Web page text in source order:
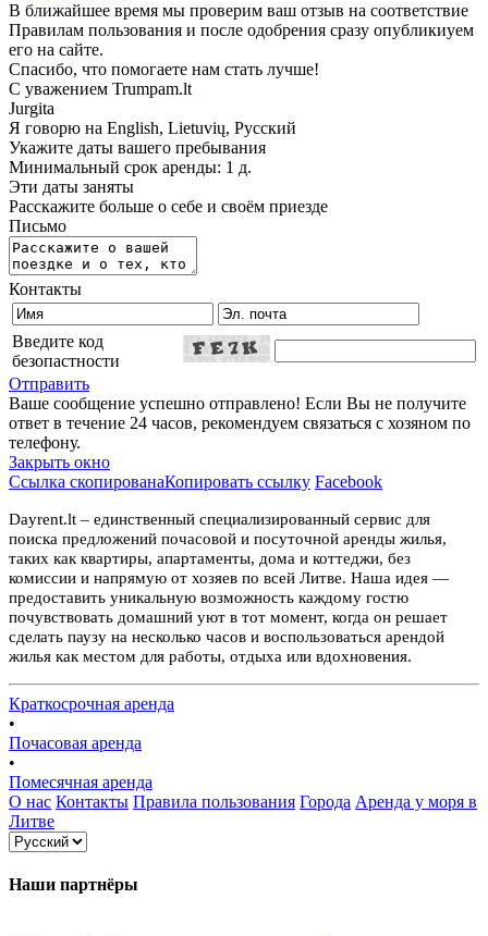
В ближайшее время мы проверим ваш отзыв на соответствие
Правилам пользования и после одобрения сразу опубликиуем
его на сайте.
Спасибо, что помогаете нам стать лучше!
С уважением Trumpam.lt
Jurgita
Я говорю на English, Lietuvių, Русский
Укажите даты вашего пребывания
Минимальный срок аренды: 1 д.
Эти даты заняты
Расскажите больше о себе и своём приезде
Письмо
Контакты
Введите код
безопастности
Отправить
Ваше сообщение успешно отправлено! Если Вы не получите
ответ в течение 24 часов, рекомендуем связаться с хозяном по
телефону.
Закрыть окно
Ссылка скопированаКопировать ссылку Facebook
Dayrent.lt – единственный специализированный сервис для
поиска предложений почасовой и посуточной аренды жилья,
таких как квартиры, апартаменты, дома и коттеджи, без
комиссии и напрямую от хозяев по всей Литве. Наша идея —
предоставить уникальную возможность каждому гостю
почувствовать домашний уют в тот момент, когда он решает
сделать паузу на несколько часов и воспользоваться арендой
жилья как местом для работы, отдыха или вдохновения.
Краткосрочная аренда
•
Почасовая аренда
•
Помесячная аренда
О нас Контакты Правила пользования Города Аренда у моря в
Литве
Наши партнёры